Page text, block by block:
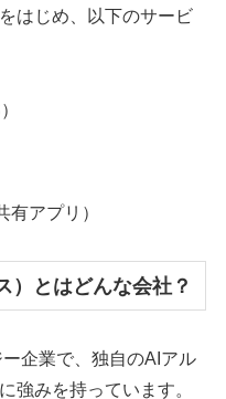
はじめ、以下のサービ
有アプリ）
）とはどんな会社？
企業で、独自のAIアル
強みを持っています。